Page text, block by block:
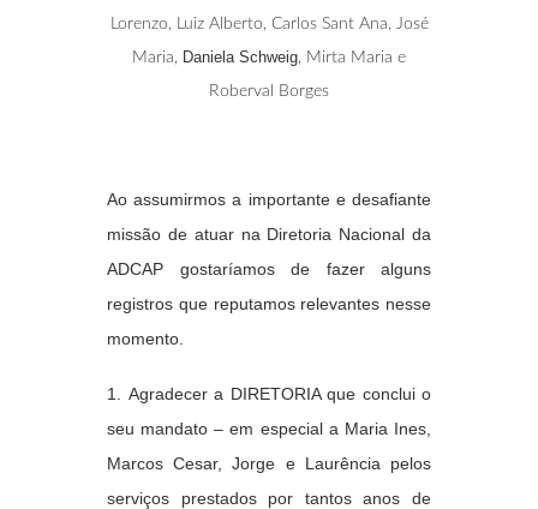
Lorenzo, Luiz Alberto, Carlos Sant Ana, José
Maria, Daniela Schweig, Mirta Maria e
Roberval Borges
Ao assumirmos a importante e desafiante
missão de atuar na Diretoria Nacional da
ADCAP gostaríamos de fazer alguns
registros que reputamos relevantes nesse
momento.
1. Agradecer a DIRETORIA que conclui o
seu mandato – em especial a Maria Ines,
Marcos Cesar, Jorge e Laurência pelos
serviços prestados por tantos anos de